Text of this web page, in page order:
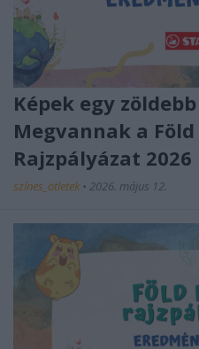
Képek egy
Megvannak a
Rajzpályázat
színes_ötletek • 2026. május 12.